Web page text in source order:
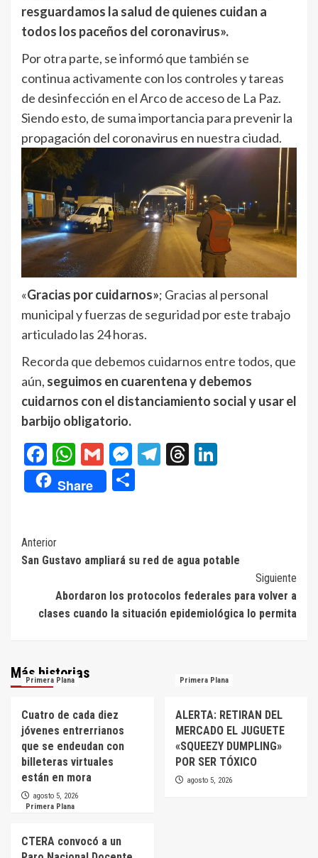
resguardamos la salud de quienes cuidan a
todos los paceños del coronavirus».
Por otra parte, se informó que también se
continua activamente con los controles y tareas
de desinfección en el Arco de acceso de La Paz.
Siendo esto, de suma importancia para prevenir la
propagación del coronavirus en nuestra ciudad.
«Gracias por cuidarnos»; Gracias al personal
municipal y fuerzas de seguridad por este trabajo
articulado las 24 horas.
Recorda que debemos cuidarnos entre todos, que
aún, seguimos en cuarentena y debemos
cuidarnos con el distanciamiento social y usar el
barbijo obligatorio.
Facebook
WhatsApp
GmailMessenger
Telegram
Threads
Share
Navegación
de
entradas
Anterior
San Gustavo ampliará su red de agua potable
Siguiente
Abordaron los protocolos federales para volver a
clases cuando la situación epidemiológica lo permita
Más historias
Primera Plana
Cuatro de cada diez
jóvenes entrerrianos
que se endeudan con
billeteras virtuales
están en mora
agosto 5, 2026
Primera Plana
ALERTA: RETIRAN DEL
MERCADO EL JUGUETE
«SQUEEZY DUMPLING»
POR SER TÓXICO
agosto 5, 2026
Primera Plana
CTERA convocó a un